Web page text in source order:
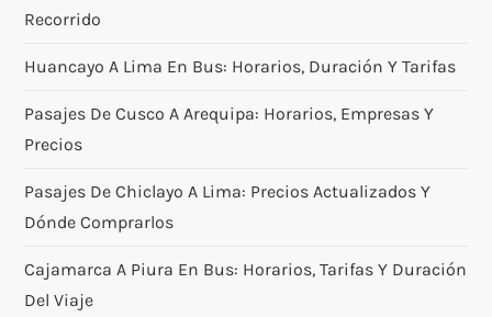
Recorrido
Huancayo A Lima En Bus: Horarios, Duración Y Tarifas
Pasajes De Cusco A Arequipa: Horarios, Empresas Y
Precios
Pasajes De Chiclayo A Lima: Precios Actualizados Y
Dónde Comprarlos
Cajamarca A Piura En Bus: Horarios, Tarifas Y Duración
Del Viaje